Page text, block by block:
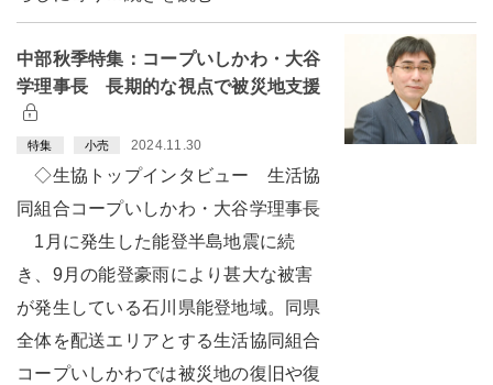
中部秋季特集：コープいしかわ・大谷
学理事長 長期的な視点で被災地支援
特集 小売 2024.11.30
◇生協トップインタビュー 生活協
同組合コープいしかわ・大谷学理事長
1月に発生した能登半島地震に続
き、9月の能登豪雨により甚大な被害
が発生している石川県能登地域。同県
全体を配送エリアとする生活協同組合
コープいしかわでは被災地の復旧や復